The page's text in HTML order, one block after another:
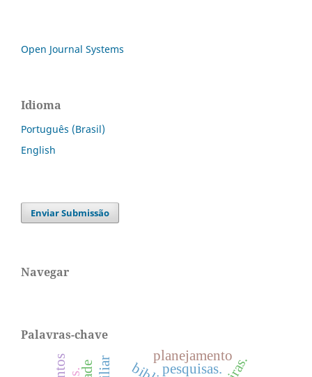
Open Journal Systems
Idioma
Português (Brasil)
English
Enviar Submissão
Navegar
Palavras-chave
pesquisas.
planejamento